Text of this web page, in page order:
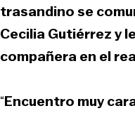
trasandino se
Cecilia Gutiérrez y
compañera en el
“Encuentro muy